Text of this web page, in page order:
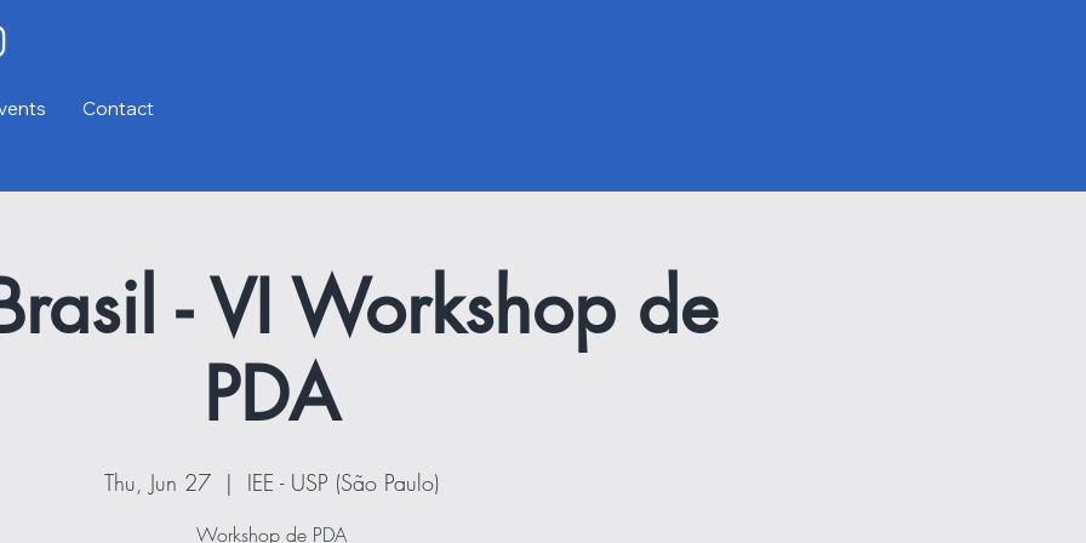
Contact
- VI Workshop de
PDA
Thu, Jun 27
  |
IEE - USP (São Paulo)
Workshop de PDA